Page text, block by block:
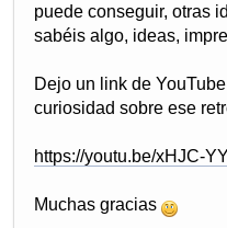
puede conseguir, otras
sabéis algo, ideas,
Dejo un link de
curiosidad sobre ese
https://youtu.be/xHJC-
Muchas gracias